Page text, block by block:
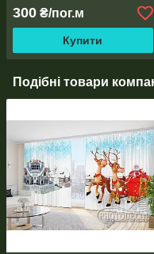
300 ₴/пог.м
Купити
Подібні товари